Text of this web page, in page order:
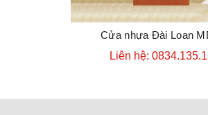
ĐẶT HÀNG
Cửa nhựa Đài Loan
Liên hệ: